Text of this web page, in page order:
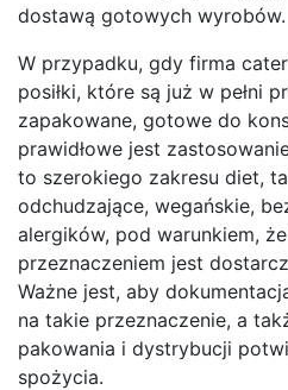
dostawą gotowych wyrobów.
W przypadku, gdy firma
posiłki, które są już w pełni
zapakowane, gotowe do
prawidłowe jest
to szerokiego zakresu diet,
odchudzające, wegańskie,
alergików, pod warunkiem,
przeznaczeniem jest
Ważne jest, aby
na takie przeznaczenie, a
pakowania i dystrybucji
spożycia.